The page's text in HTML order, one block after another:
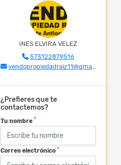
INES ELVIRA VELEZ
573122879516
vendopropiedadraiz11@gmail.com
¿Prefieres que te
contactemos?
Tu nombre *
Correo electrónico *